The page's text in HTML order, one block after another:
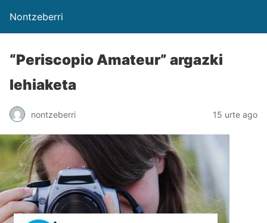
Nontzeberri
“Periscopio Amateur” argazki
lehiaketa
nontzeberri 15 urte ago